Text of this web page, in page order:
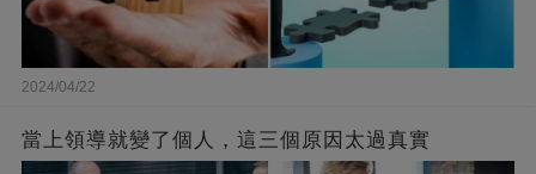
2024/04/22
當上領導就變了個人，這三個原因太過真實